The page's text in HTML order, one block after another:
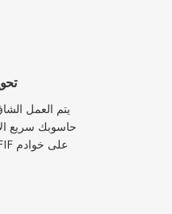
يتم العمل
حاسوبك سريع